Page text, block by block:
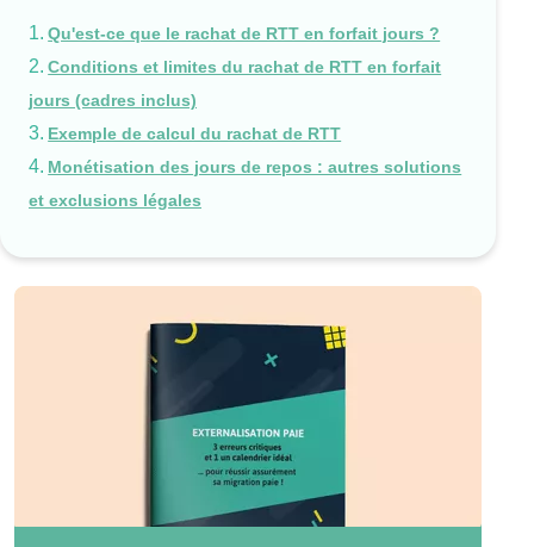
Qu'est-ce que le rachat de RTT en forfait jours ?
Conditions et limites du rachat de RTT en forfait
jours (cadres inclus)
Exemple de calcul du rachat de RTT
Monétisation des jours de repos : autres solutions
et exclusions légales